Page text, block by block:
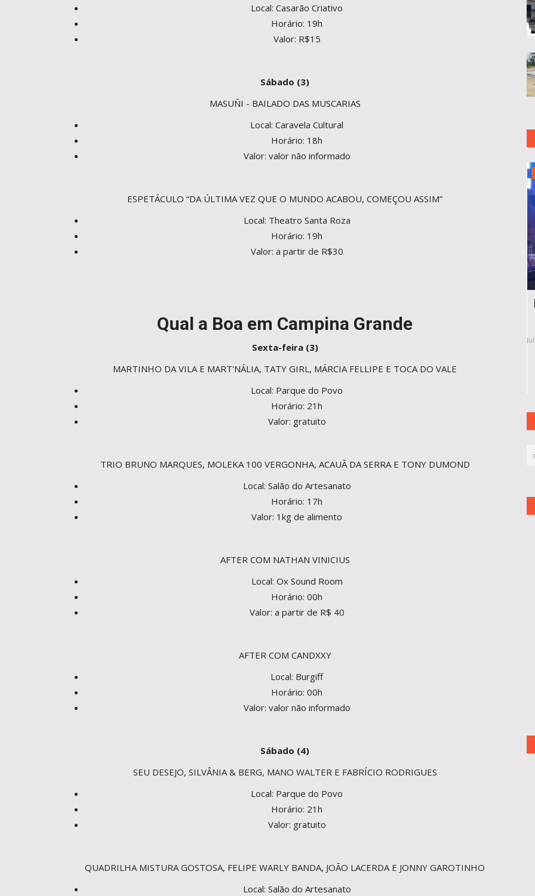
Local: Casarão Criativo
Horário: 19h
Valor: R$15
Sábado (3)
MASUÑI - BAILADO DAS MUSCARIAS
Local: Caravela Cultural
Horário: 18h
Valor: valor não informado
ESPETÁCULO “DA ÚLTIMA VEZ QUE O MUNDO ACABOU, COMEÇOU ASSIM”
Local: Theatro Santa Roza
Horário: 19h
Valor: a partir de R$30
Qual a Boa em Campina Grande
Sexta-feira (3)
MARTINHO DA VILA E MART'NÁLIA, TATY GIRL, MÁRCIA FELLIPE E TOCA DO VALE
Local: Parque do Povo
Horário: 21h
Valor: gratuito
TRIO BRUNO MARQUES, MOLEKA 100 VERGONHA, ACAUÃ DA SERRA E TONY DUMOND
Local: Salão do Artesanato
Horário: 17h
Valor: 1kg de alimento
AFTER COM NATHAN VINICIUS
Local: Ox Sound Room
Horário: 00h
Valor: a partir de R$ 40
AFTER COM CANDXXY
Local: Burgiff
Horário: 00h
Valor: valor não informado
Sábado (4)
SEU DESEJO, SILVÂNIA & BERG, MANO WALTER E FABRÍCIO RODRIGUES
Local: Parque do Povo
Horário: 21h
Valor: gratuito
QUADRILHA MISTURA GOSTOSA, FELIPE WARLY BANDA, JOÃO LACERDA E JONNY GAROTINHO
Local: Salão do Artesanato
em Pedras de Fogo
mais: 'Qual a Boa?'...